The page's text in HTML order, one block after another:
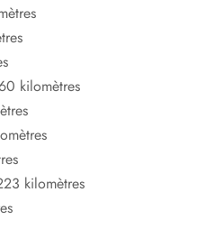
kilomètres
kilomètres